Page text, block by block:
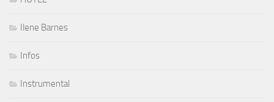
Ilene Barnes
Infos
Instrumental